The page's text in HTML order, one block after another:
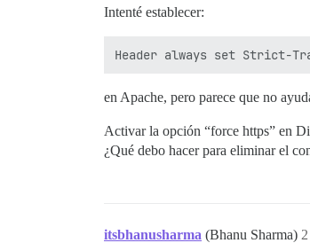
Intenté establecer:
en Apache, pero parece que no
Activar la opción “force https” en
¿Qué debo hacer para eliminar el
itsbhanusharma (Bhanu Sharma) 2